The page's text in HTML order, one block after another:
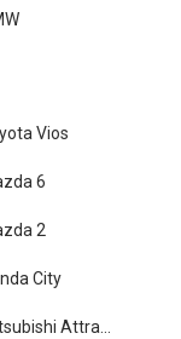
Vios
6
2
City